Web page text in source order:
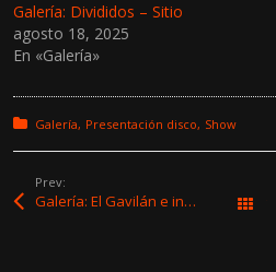
Galería: Divididos – Sitio
agosto 18, 2025
En «Galería»
Posted in:
Galería Presentación disco Show
Prev:
Galería: El Gavilán e invitados – Homenaje a Los Tontos